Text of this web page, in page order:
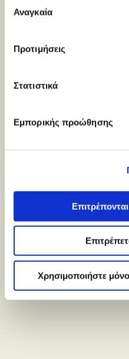
των υπηρεσιών τους.
συγκατάθεσης
Αναγκαία
Προτιμήσεις
Στατιστικά
Εμπορικής προώθησης
Χρησιμοποιήστε